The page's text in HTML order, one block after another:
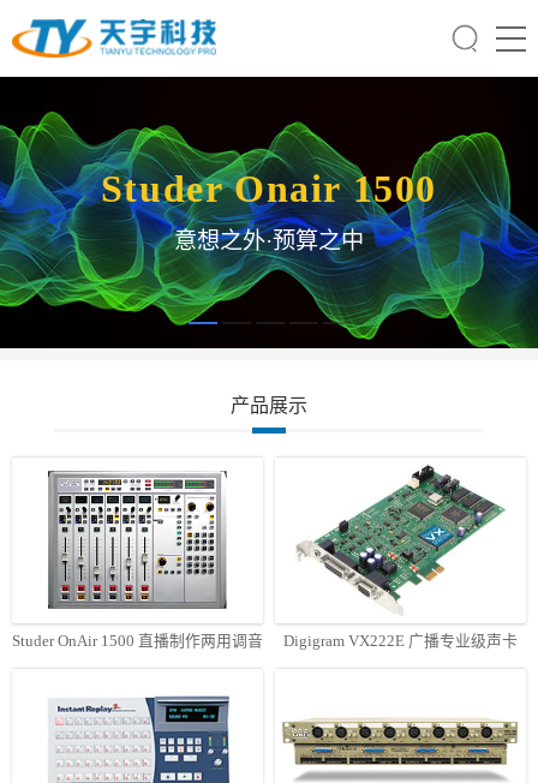
Studer Onair 1500
意想之外·预算之中
产品展示
Studer OnAir 1500 直播制作两用调音
台
Digigram VX222E 广播专业级声卡